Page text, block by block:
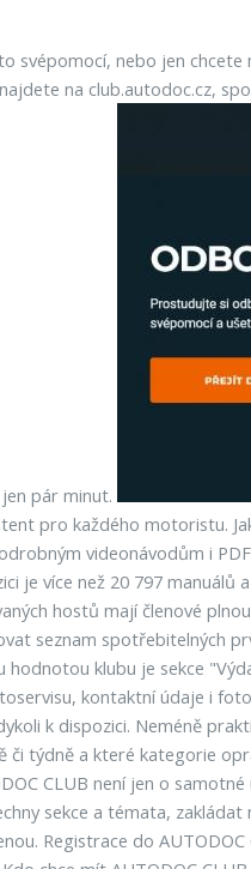
svépomocí, nebo jen
na club.autodoc.cz,
pár minut.
pro každého motoristu.
videonávodům i
je více než 20 797
hostů mají členové
seznam spotřebitelných
klubu je sekce
kontaktní údaje i
k dispozici. Neméně
či týdně a které kategorie
CLUB není jen o
sekce a témata,
Registrace do